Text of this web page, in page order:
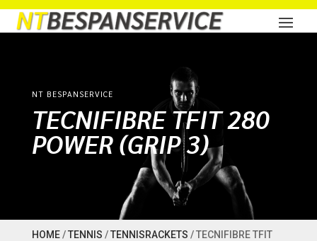
NT BESPANSERVICE
TECNIFIBRE TFIT 280
POWER (GRIP 3)
HOME/TENNIS /TENNISRACKETS / TECNIFIBRE TFIT